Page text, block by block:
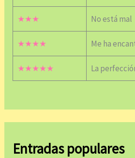
★★★ No está mal
★★★★ Me ha
★★★★★ La
Entradas populares